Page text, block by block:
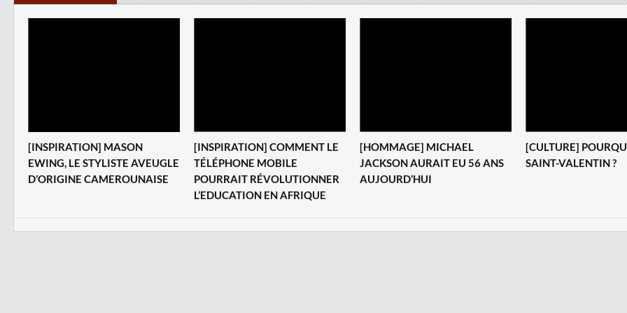
‎[INSPIRATION] MASON
EWING, LE STYLISTE AVEUGLE
D’ORIGINE CAMEROUNAISE
[INSPIRATION] COMMENT LE
TÉLÉPHONE MOBILE
POURRAIT RÉVOLUTIONNER
L’EDUCATION EN AFRIQUE
[HOMMAGE] MICHAEL
JACKSON AURAIT EU 56 ANS
AUJOURD’HUI
[CULTURE]
SAINT-VALENTIN ?